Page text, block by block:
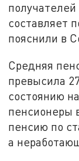
составляет
пояснили в
Средняя
превысила
состоянию
пенсионеры
пенсию по
а